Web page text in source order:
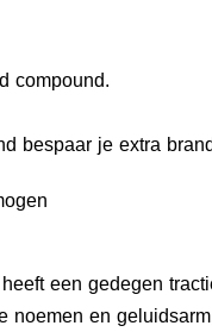
compound.
bespaar je extra
een gedegen
noemen en